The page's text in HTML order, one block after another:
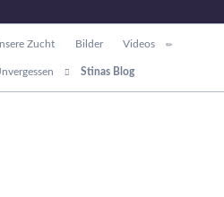
Zucht Bilder Videos
Stinas Blog